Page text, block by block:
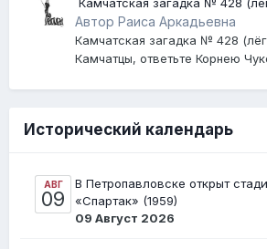
[Землетрясение]
Автор Раиса Аркадьевна
Камчатская загадка № 428
Камчатцы, ответьте Корнею
Исторический календарь
АВГ
09
В Петропавловске открыт
«Спартак» (1959)
09 Август 2026